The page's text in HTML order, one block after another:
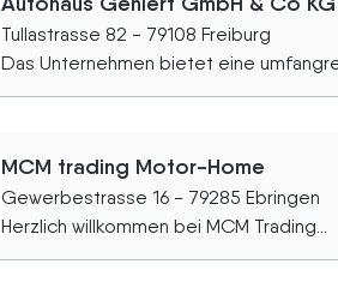
Tullastrasse 82 - 79108 Freiburg
Das Unternehmen bietet eine
MCM trading Motor-Home
Gewerbestrasse 16 - 79285 Ebringen
Herzlich willkommen bei MCM Trading...